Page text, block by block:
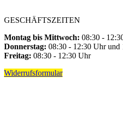
GESCHÄFTSZEITEN
Montag bis Mittwoch: 08:30 -
Donnerstag: 08:30 - 12:30 Uhr und
Freitag: 08:30 - 12:30 Uhr
Widerrufsformular